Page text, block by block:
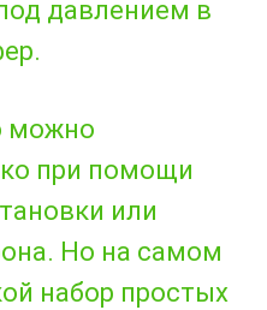
давлением в
можно
при помощи
или
Но на самом
набор простых